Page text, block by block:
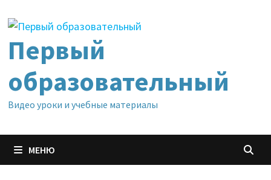
содержимому
Первый
образовательный
Видео уроки и учебные материалы
МЕНЮ